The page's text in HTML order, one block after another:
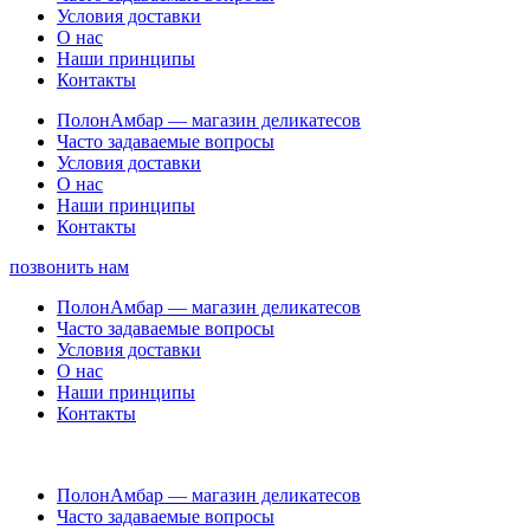
Условия доставки
О нас
Наши принципы
Контакты
ПолонАмбар — магазин деликатесов
Часто задаваемые вопросы
Условия доставки
О нас
Наши принципы
Контакты
позвонить нам
ПолонАмбар — магазин деликатесов
Часто задаваемые вопросы
Условия доставки
О нас
Наши принципы
Контакты
ПолонАмбар — магазин деликатесов
Часто задаваемые вопросы